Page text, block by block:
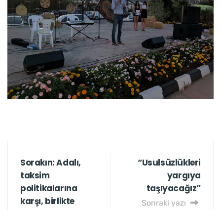
Sorakın: Adalı,
taksim
politikalarına
karşı, birlikte
“Usulsüzlükleri
yargıya
taşıyacağız”
Sonraki yazı